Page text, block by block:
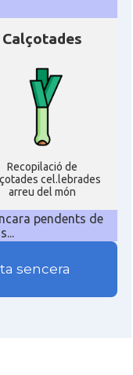
Calçotades
Recopilació de
cel.lebrades
arreu del món
pendents de
sencera